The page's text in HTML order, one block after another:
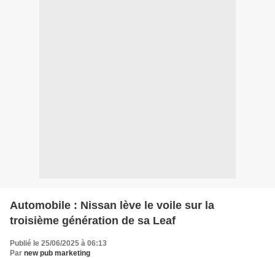
Automobile : Nissan lève le voile sur la
troisième génération de sa Leaf
Publié le 25/06/2025 à 06:13
Par new pub marketing